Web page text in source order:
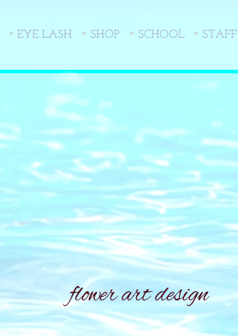
EYE LASH SHOP SCHOOL STAFF
flower art design